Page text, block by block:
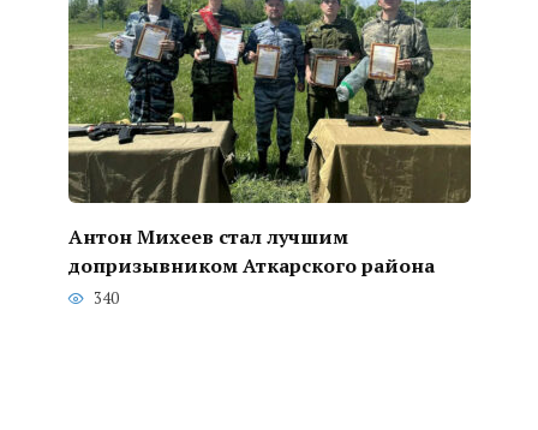
Антон Михеев стал лучшим
допризывником Аткарского района
340